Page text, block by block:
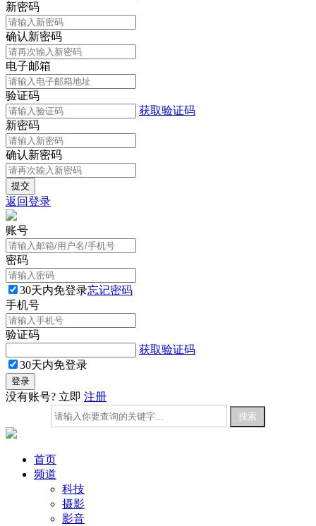
新密码
确认新密码
电子邮箱
验证码
获取验证码
新密码
确认新密码
返回登录
账号
密码
30天内免登录忘记密码
手机号
验证码
获取验证码
30天内免登录
没有账号? 立即 注册
首页
频道
科技
摄影
影音